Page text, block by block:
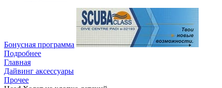
Бонусная программа
Подробнее
Главная
Дайвинг аксессуары
Прочее